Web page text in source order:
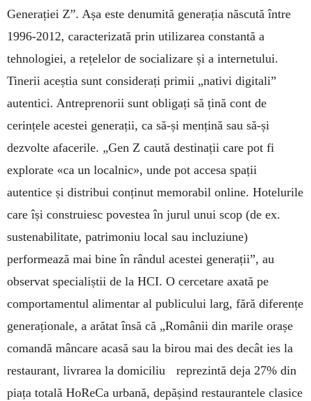
Generației Z”. Așa este denumită generația născută între
1996-2012, caracterizată prin utilizarea constantă a
tehnologiei, a rețelelor de socializare și a internetului.
Tinerii aceștia sunt considerați primii „nativi digitali”
autentici. Antreprenorii sunt obligați să țină cont de
cerințele acestei generații, ca să-și mențină sau să-și
dezvolte afacerile. „Gen Z caută destinații care pot fi
explorate «ca un localnic», unde pot accesa spații
autentice și distribui conținut memorabil online. Hotelurile
care își construiesc povestea în jurul unui scop (de ex.
sustenabilitate, patrimoniu local sau incluziune)
performează mai bine în rândul acestei generații”, au
observat specialiștii de la HCI. O cercetare axată pe
comportamentul alimentar al publicului larg, fără diferențe
generaționale, a arătat însă că „Românii din marile orașe
comandă mâncare acasă sau la birou mai des decât ies la
restaurant, livrarea la domiciliu reprezintă deja 27% din
piața totală HoReCa urbană, depășind restaurantele clasice